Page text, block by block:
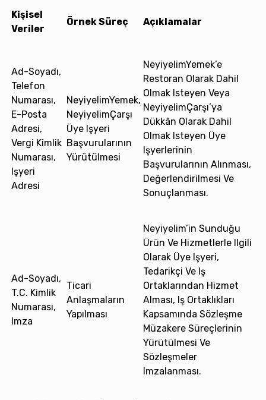
Kişisel
Veriler
Örnek Süreç Açıklamalar
Ad-Soyadı,
Telefon
Numarası,
E-Posta
Adresi,
Vergi Kimlik
Numarası,
Işyeri
Adresi
NeyiyelimYemek,
NeyiyelimÇarşı
Üye Işyeri
Başvurularının
Yürütülmesi
NeyiyelimYemek’e
Restoran Olarak Dahil
Olmak Isteyen Veya
NeyiyelimÇarşı’ya
Dükkân Olarak Dahil
Olmak Isteyen Üye
Işyerlerinin
Başvurularının Alınması,
Değerlendirilmesi Ve
Sonuçlanması.
Ad-Soyadı,
T.C. Kimlik
Numarası,
Imza
Ticari
Anlaşmaların
Yapılması
Neyiyelim’in Sunduğu
Ürün Ve Hizmetlerle Ilgili
Olarak Üye Işyeri,
Tedarikçi Ve Iş
Ortaklarından Hizmet
Alması, Iş Ortaklıkları
Kapsamında Sözleşme
Müzakere Süreçlerinin
Yürütülmesi Ve
Sözleşmeler
Imzalanması.